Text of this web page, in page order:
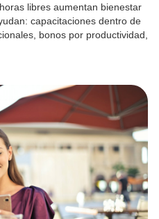
libres aumentan bienestar
capacitaciones dentro de
bonos por productividad,